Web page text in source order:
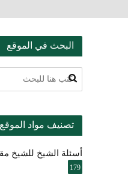
البحث في الموقع
تصنيف مواد الموقع
أسئلة الشيخ للشيخ
179